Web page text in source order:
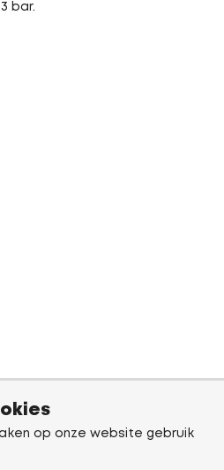
bar.
op onze website gebruik